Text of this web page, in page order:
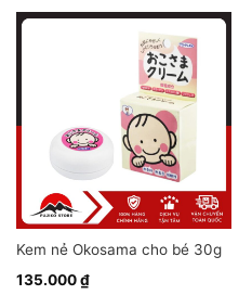
Kem nẻ Okosama cho bé 30g
135.000₫